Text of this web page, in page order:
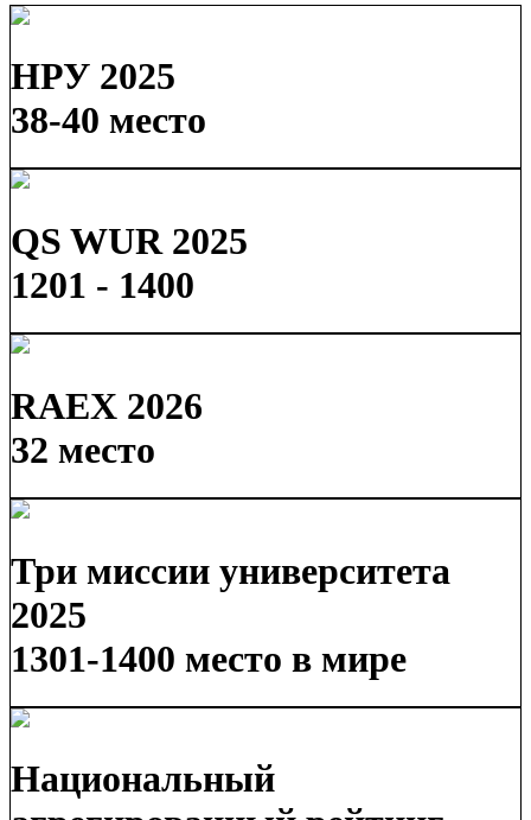
НРУ 2025
38-40 место
QS WUR 2025
1201 - 1400
RAEX 2026
32 место
Три миссии университета
2025
1301-1400 место в мире
Национальный